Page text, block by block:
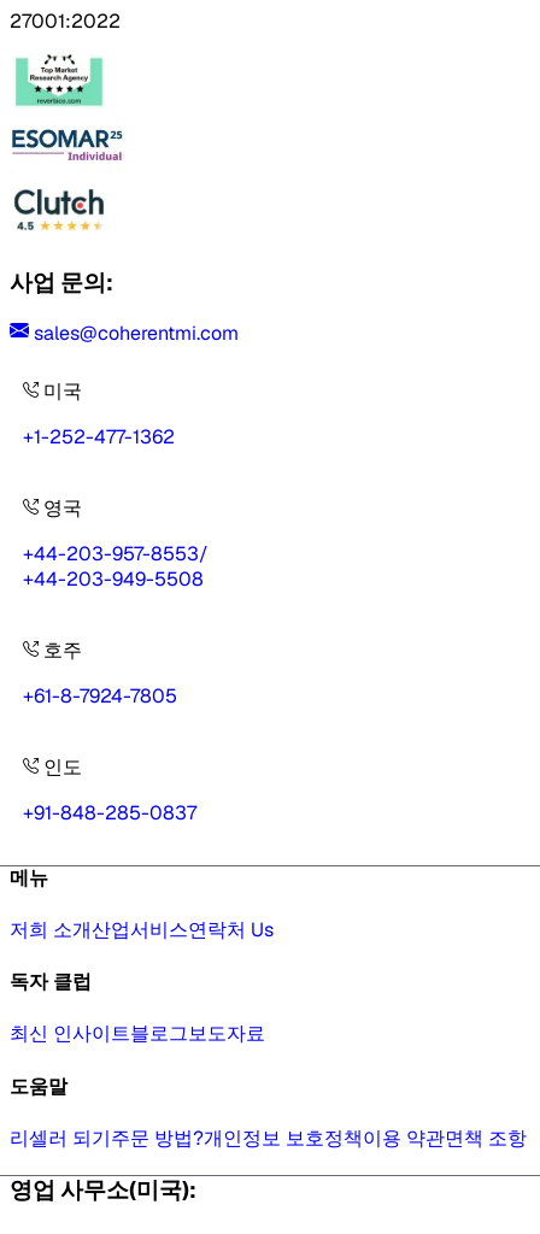
27001:2022
사업 문의:
sales@coherentmi.com
미국
+1-252-477-1362
영국
+44-203-957-8553/
+44-203-949-5508
호주
+61-8-7924-7805
인도
+91-848-285-0837
메뉴
저희 소개산업서비스연락처 Us
독자 클럽
최신 인사이트블로그보도자료
도움말
리셀러 되기주문 방법?개인정보 보호정책이용 약관면책 조항
영업 사무소(미국):